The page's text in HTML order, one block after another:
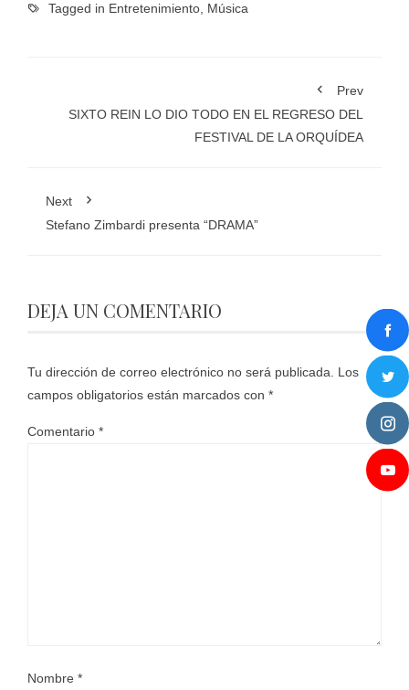
Tagged in Entretenimiento Música
Prev
SIXTO REIN LO DIO TODO EN EL REGRESO DEL
FESTIVAL DE LA ORQUÍDEA
Next
Stefano Zimbardi presenta “DRAMA”
DEJA UN COMENTARIO
Tu dirección de correo electrónico no será publicada.
Los
campos obligatorios están marcados con *
Comentario *
Nombre *